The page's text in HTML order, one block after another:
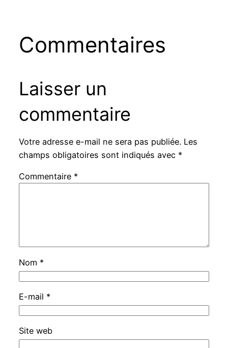
Commentaires
Laisser un
commentaire
Votre adresse e-mail ne sera pas publiée. Les
champs obligatoires sont indiqués avec *
Commentaire *
Nom *
E-mail *
Site web